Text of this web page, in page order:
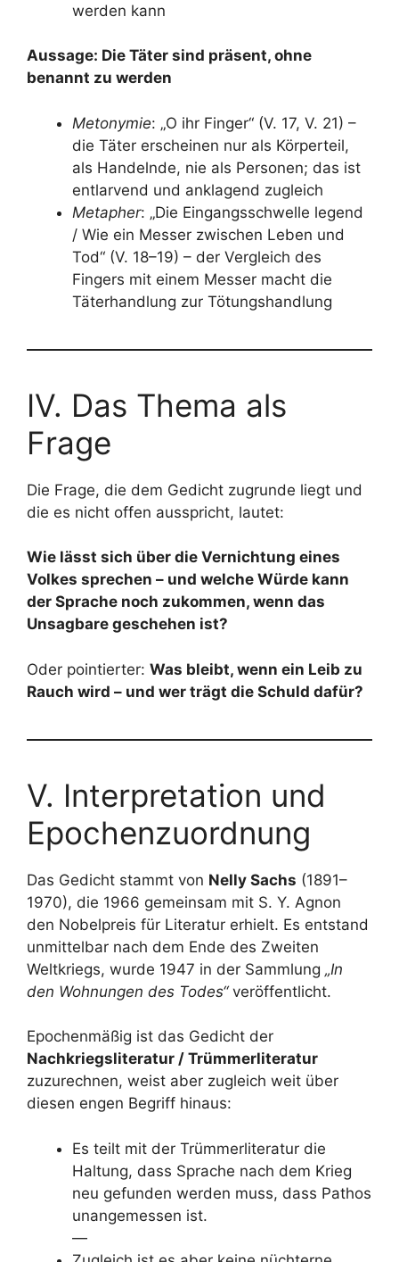
werden kann
Aussage: Die Täter sind präsent, ohne
benannt zu werden
Metonymie: „O ihr Finger“ (V. 17, V. 21) –
die Täter erscheinen nur als Körperteil,
als Handelnde, nie als Personen; das ist
entlarvend und anklagend zugleich
Metapher: „Die Eingangsschwelle legend
/ Wie ein Messer zwischen Leben und
Tod“ (V. 18–19) – der Vergleich des
Fingers mit einem Messer macht die
Täterhandlung zur Tötungshandlung
IV. Das Thema als
Frage
Die Frage, die dem Gedicht zugrunde liegt und
die es nicht offen ausspricht, lautet:
Wie lässt sich über die Vernichtung eines
Volkes sprechen – und welche Würde kann
der Sprache noch zukommen, wenn das
Unsagbare geschehen ist?
Oder pointierter: Was bleibt, wenn ein Leib zu
Rauch wird – und wer trägt die Schuld dafür?
V. Interpretation und
Epochenzuordnung
Das Gedicht stammt von Nelly Sachs (1891–
1970), die 1966 gemeinsam mit S. Y. Agnon
den Nobelpreis für Literatur erhielt. Es entstand
unmittelbar nach dem Ende des Zweiten
Weltkriegs, wurde 1947 in der Sammlung „In
den Wohnungen des Todes“veröffentlicht.
Epochenmäßig ist das Gedicht der
Nachkriegsliteratur / Trümmerliteratur
zuzurechnen, weist aber zugleich weit über
diesen engen Begriff hinaus:
Es teilt mit der Trümmerliteratur die
Haltung, dass Sprache nach dem Krieg
neu gefunden werden muss, dass Pathos
unangemessen ist.
—